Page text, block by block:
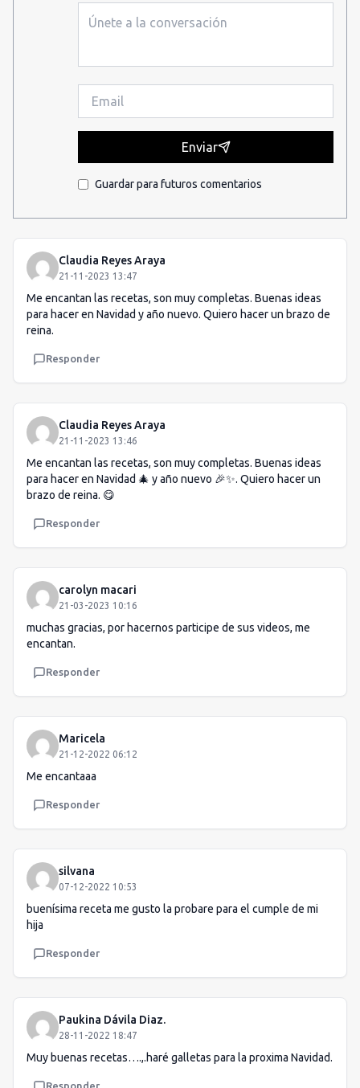
Enviar
Guardar para futuros comentarios
Claudia Reyes Araya
21-11-2023 13:47
Me encantan las recetas, son muy completas. Buenas ideas
para hacer en Navidad y año nuevo. Quiero hacer un brazo de
reina.
Responder
Claudia Reyes Araya
21-11-2023 13:46
Me encantan las recetas, son muy completas. Buenas ideas
para hacer en Navidad 🎄 y año nuevo 🎉✨. Quiero hacer un
brazo de reina. 😋
Responder
carolyn macari
21-03-2023 10:16
muchas gracias, por hacernos participe de sus videos, me
encantan.
Responder
Maricela
21-12-2022 06:12
Me encantaaa
Responder
silvana
07-12-2022 10:53
buenísima receta me gusto la probare para el cumple de mi
hija
Responder
Paukina Dávila Diaz.
28-11-2022 18:47
Muy buenas recetas….,.haré galletas para la proxima Navidad.